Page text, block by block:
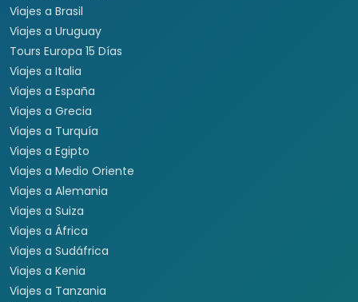
Viajes a Brasil
Viajes a Uruguay
Tours Europa 15 Días
Viajes a Italia
Viajes a España
Viajes a Grecia
Viajes a Turquía
Viajes a Egipto
Viajes a Medio Oriente
Viajes a Alemania
Viajes a Suiza
Viajes a África
Viajes a Sudáfrica
Viajes a Kenia
Viajes a Tanzania